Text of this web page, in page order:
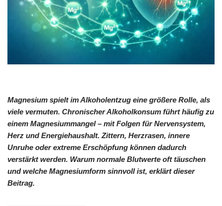
Magnesium spielt im Alkoholentzug eine größere Rolle, als
viele vermuten. Chronischer Alkoholkonsum führt häufig zu
einem Magnesiummangel – mit Folgen für Nervensystem,
Herz und Energiehaushalt. Zittern, Herzrasen, innere
Unruhe oder extreme Erschöpfung können dadurch
verstärkt werden. Warum normale Blutwerte oft täuschen
und welche Magnesiumform sinnvoll ist, erklärt dieser
Beitrag.